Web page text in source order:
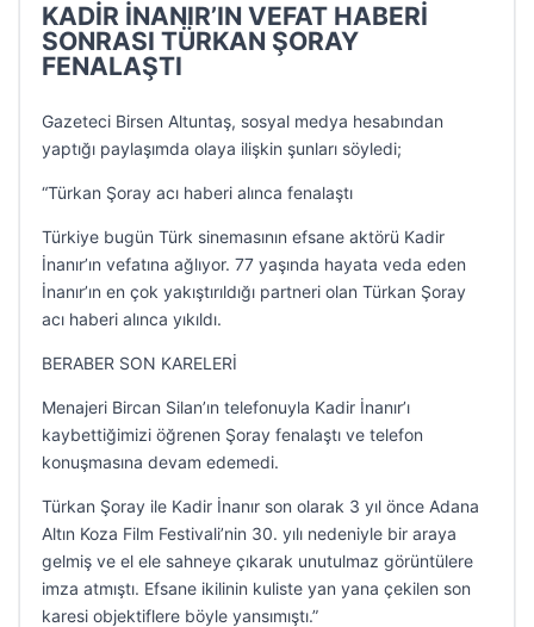
KADİR İNANIR’IN VEFAT HABERİ
SONRASI TÜRKAN ŞORAY
FENALAŞTI
Gazeteci Birsen Altuntaş, sosyal medya hesabından
yaptığı paylaşımda olaya ilişkin şunları söyledi;
“Türkan Şoray acı haberi alınca fenalaştı
Türkiye bugün Türk sinemasının efsane aktörü Kadir
İnanır’ın vefatına ağlıyor. 77 yaşında hayata veda eden
İnanır’ın en çok yakıştırıldığı partneri olan Türkan Şoray
acı haberi alınca yıkıldı.
BERABER SON KARELERİ
Menajeri Bircan Silan’ın telefonuyla Kadir İnanır’ı
kaybettiğimizi öğrenen Şoray fenalaştı ve telefon
konuşmasına devam edemedi.
Türkan Şoray ile Kadir İnanır son olarak 3 yıl önce Adana
Altın Koza Film Festivali’nin 30. yılı nedeniyle bir araya
gelmiş ve el ele sahneye çıkarak unutulmaz görüntülere
imza atmıştı. Efsane ikilinin kuliste yan yana çekilen son
karesi objektiflere böyle yansımıştı.”